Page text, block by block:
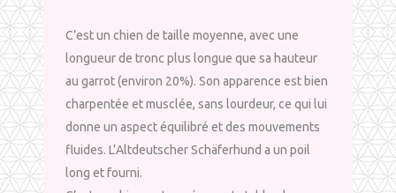
C’est un chien de taille moyenne, avec une
longueur de tronc plus longue que sa hauteur
au garrot (environ 20%). Son apparence est bien
charpentée et musclée, sans lourdeur, ce qui lui
donne un aspect équilibré et des mouvements
fluides. L’Altdeutscher Schäferhund a un poil
long et fourni.